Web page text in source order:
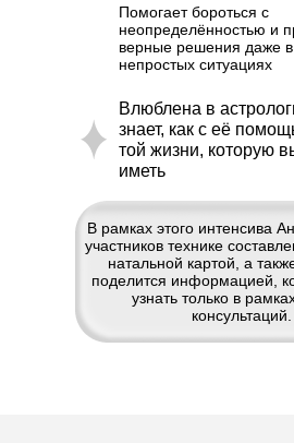
Помогает бороться с
неопределённостью и
верные решения даже
непростых ситуациях
Влюблена в
знает, как с её
той жизни, которую
иметь
В рамках этого интенсива
участников технике
натальной картой, а
поделится информацией,
узнать только в
консультаций.